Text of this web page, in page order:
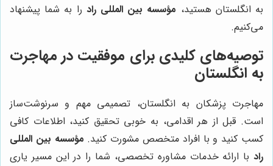
به انگلستان هستید، مؤسسه بین المللی راد را به شما پیشنهاد
می‌کنیم.
توصیه‌های کلیدی برای موفقیت در مهاجرت
به انگلستان
مهاجرت پزشکان به انگلستان، تصمیمی مهم و سرنوشت‌ساز
است. قبل از هر اقدامی، به خوبی تحقیق کنید، اطلاعات کافی
کسب کنید و با افراد متخصص مشورت کنید. مؤسسه بین المللی
راد با ارائه خدمات مشاوره تخصصی، شما را در این مسیر یاری